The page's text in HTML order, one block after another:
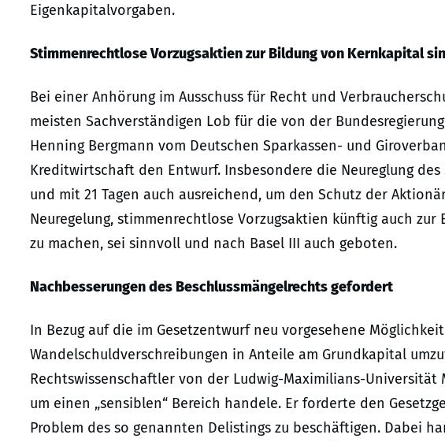
Eigenkapitalvorgaben.
Stimmenrechtlose Vorzugsaktien zur Bildung von Kernkapital
Bei einer Anhörung im Ausschuss für Recht und
meisten Sachverständigen Lob für die von der
Henning Bergmann vom Deutschen Sparkassen- und
Kreditwirtschaft den Entwurf. Insbesondere die Neureglung
und mit 21 Tagen auch ausreichend, um den Schutz der
Neuregelung, stimmenrechtlose Vorzugsaktien künftig auch
zu machen, sei sinnvoll und nach Basel III auch geboten.
Nachbesserungen des Beschlussmängelrechts gefordert
In Bezug auf die im Gesetzentwurf neu vorgesehene
Wandelschuldverschreibungen in Anteile am Grundkapital
Rechtswissenschaftler von der Ludwig-Maximilians-Universität
um einen „sensiblen“ Bereich handele. Er forderte den
Problem des so genannten Delistings zu beschäftigen. Dabei